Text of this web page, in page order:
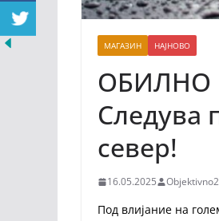
МАГАЗИН НАЈНОВО
ОБИЛНО
Следува
север!
16.05.2025
Под влијание на